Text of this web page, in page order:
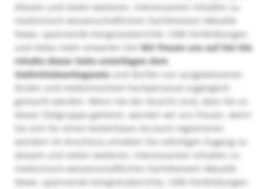
diesem und vielen weiteren, interessanten Inhalten zu
medizinisch-wissenschaftlichen Fachthemen! Aktuelle
News, spannende Kongressberichte, CME-Fortbildungen
und vieles mehr erwarten Sie!Wir freuen uns auf Sie! Die
Inhalte dieser Seite unterliegen dem
Heilmittelwerbegesetzund dürfen nur ausgewiesenen
Ärzten und medizinischem Fachpersonal zugänglich
gemacht werden. Wenn Sie der Ansicht sind, dass Sie zu
dieser Zielgruppe gehören, würden wir uns freuen, wenn
Sie sich für einen kostenlosen Account registrieren
würden! Im Anschluss erhalten Sie sofortigen Zugang zu
diesem und vielen weiteren, interessanten Inhalten zu
medizinisch-wissenschaftlichen Fachthemen! Aktuelle
News, spannende Kongressberichte, CME-Fortbildungen